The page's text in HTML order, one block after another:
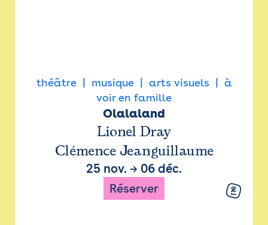
théâtre musique arts visuels
à
voir en famille
Olalaland
Lionel Dray
Clémence Jeanguillaume
25 nov. → 06 déc.
Réserver